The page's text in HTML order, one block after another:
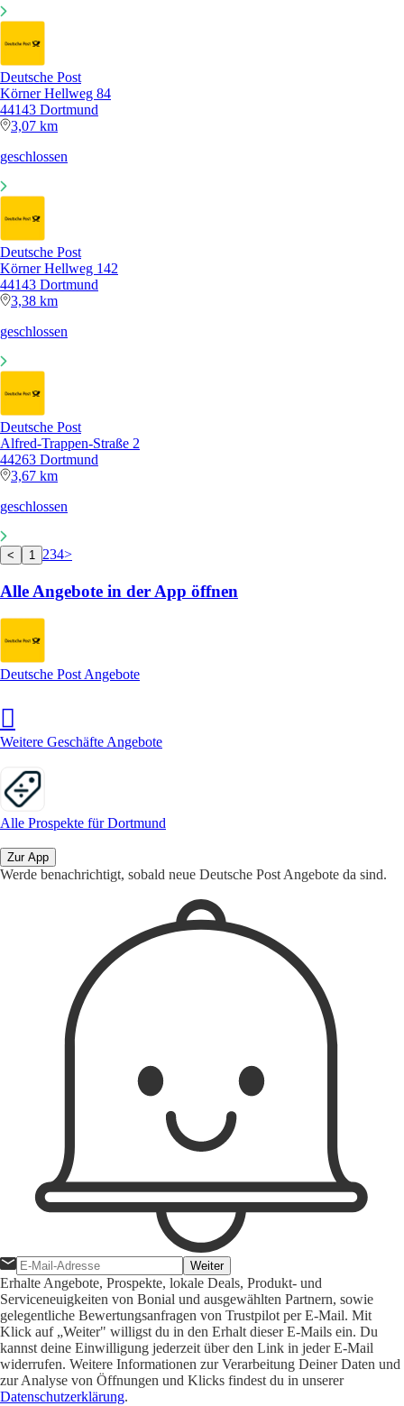
Deutsche Post
Körner Hellweg 84
44143 Dortmund
3,07 km
geschlossen
Deutsche Post
Körner Hellweg 142
44143 Dortmund
3,38 km
geschlossen
Deutsche Post
Alfred-Trappen-Straße 2
44263 Dortmund
3,67 km
geschlossen
< 1 234>
Alle Angebote in der App öffnen
Deutsche Post Angebote
Weitere Geschäfte Angebote
Alle Prospekte für Dortmund
Zur App
Werde benachrichtigt, sobald neue Deutsche Post Angebote da sind.
Weiter
Erhalte Angebote, Prospekte, lokale Deals, Produkt- und
Serviceneuigkeiten von Bonial und ausgewählten Partnern, sowie
gelegentliche Bewertungsanfragen von Trustpilot per E-Mail. Mit
Klick auf „Weiter" willigst du in den Erhalt dieser E-Mails ein. Du
kannst deine Einwilligung jederzeit über den Link in jeder E-Mail
widerrufen. Weitere Informationen zur Verarbeitung Deiner Daten und
zur Analyse von Öffnungen und Klicks findest du in unserer
Datenschutzerklärung.